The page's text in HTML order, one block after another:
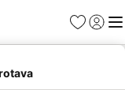
Suosikit